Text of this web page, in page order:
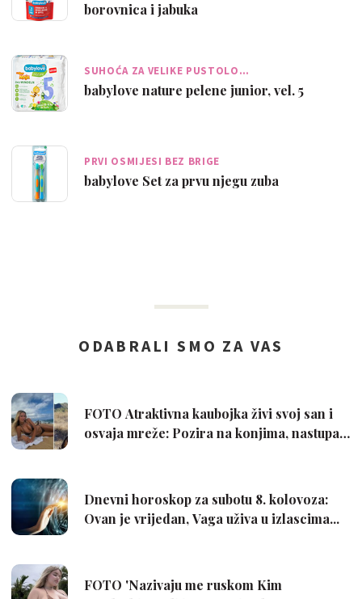
borovnica i jabuka
SUHOĆA ZA VELIKE PUSTOLO…
babylove nature pelene junior, vel. 5
PRVI OSMIJESI BEZ BRIGE
babylove Set za prvu njegu zuba